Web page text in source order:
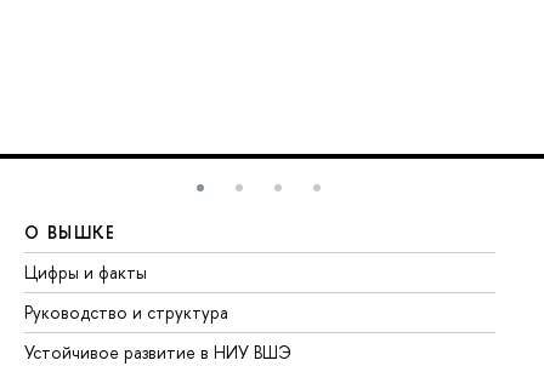
О ВЫШКЕ
Цифры и факты
Руководство и структура
Устойчивое развитие в НИУ ВШЭ